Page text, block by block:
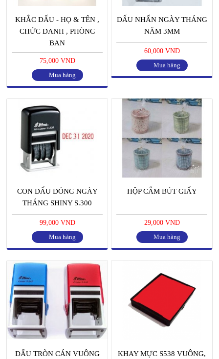
KHẮC DẤU - HỌ & TÊN ,
CHỨC DANH , PHÒNG
BAN
75,000 VND
Mua hàng
DẤU NHẤN NGÀY THÁNG
NĂM 3MM
60,000 VND
Mua hàng
CON DẤU ĐÓNG NGÀY
THÁNG SHINY S.300
99,000 VND
Mua hàng
HỘP CẮM BÚT GIẤY
29,000 VND
Mua hàng
DẤU TRÒN CÁN VUÔNG
KHAY MỰC S538 VUÔNG,